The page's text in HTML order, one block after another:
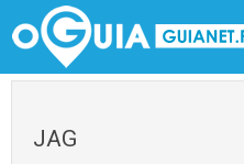
JAG